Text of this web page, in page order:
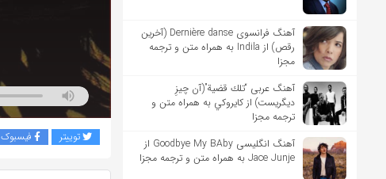
آهنگ فرانسوی Dernière danse (آخرین
رقص) از Indila به همراه متن و ترجمه
مجزا
آهنگ عربی “تلك قضية”(آن چیزِ
دیگریست) از كايروكي به همراه متن و
ترجمه مجزا
آهنگ انگلیسی Goodbye My BAby از
Jace Junje به همراه متن و ترجمه مجزا
توییتر فیسبوک